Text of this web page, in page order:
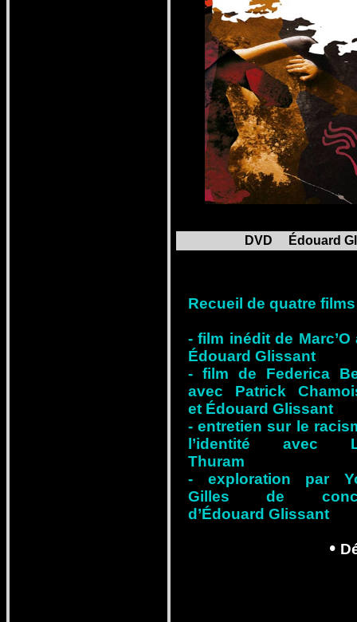
DVD Édouard
Recueil de quatre films
- film inédit de Marc’O
Édouard Glissant
- film de Federica
avec Patrick
et Édouard Glissant
- entretien sur le
l’identité avec
Thuram
- exploration par
Gilles de
d’Édouard Glissant
• D